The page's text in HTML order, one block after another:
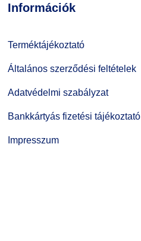
Információk
Terméktájékoztató
Általános szerződési feltételek
Adatvédelmi szabályzat
Bankkártyás fizetési tájékoztató
Impresszum